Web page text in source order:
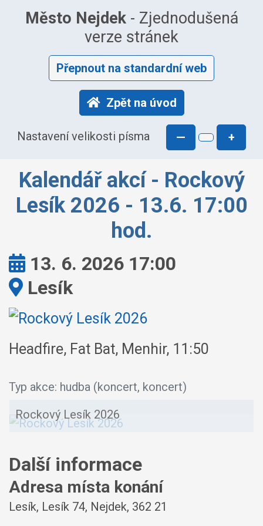
Město Nejdek- Zjednodušená
verze stránek
Přepnout na standardní web
Zpět na úvod
Nastavení velikosti písma — +
Kalendář akcí - Rockový
Lesík 2026 - 13.6. 17:00
hod.
Kdy:
13. 6. 2026 17:00
Kde:
Lesík
Headfire, Fat Bat, Menhir, 11:50
Typ akce: hudba (koncert, koncert)
Rockový Lesík 2026
Další informace
Adresa místa konání
Lesík, Lesík 74, Nejdek, 362 21